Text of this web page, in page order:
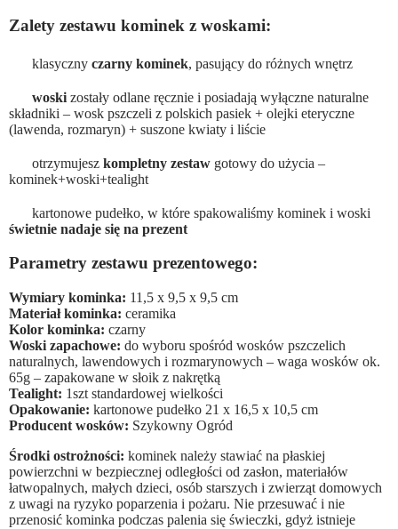
Zalety zestawu kominek z woskami:
klasyczny czarny kominek, pasujący do różnych wnętrz
woski zostały odlane ręcznie i posiadają wyłączne naturalne
składniki – wosk pszczeli z polskich pasiek + olejki eteryczne
(lawenda, rozmaryn) + suszone kwiaty i liście
otrzymujesz kompletny zestaw gotowy do użycia –
kominek+woski+tealight
kartonowe pudełko, w które spakowaliśmy kominek i woski
świetnie nadaje się na prezent
Parametry zestawu prezentowego:
Wymiary kominka: 11,5 x 9,5 x 9,5 cm
Materiał kominka: ceramika
Kolor kominka: czarny
Woski zapachowe: do wyboru spośród wosków pszczelich
naturalnych, lawendowych i rozmarynowych – waga wosków ok.
65g – zapakowane w słoik z nakrętką
Tealight: 1szt standardowej wielkości
Opakowanie: kartonowe pudełko 21 x 16,5 x 10,5 cm
Producent wosków: Szykowny Ogród
Środki ostrożności: kominek należy stawiać na płaskiej
powierzchni w bezpiecznej odległości od zasłon, materiałów
łatwopalnych, małych dzieci, osób starszych i zwierząt domowych
z uwagi na ryzyko poparzenia i pożaru. Nie przesuwać i nie
przenosić kominka podczas palenia się świeczki, gdyż istnieje